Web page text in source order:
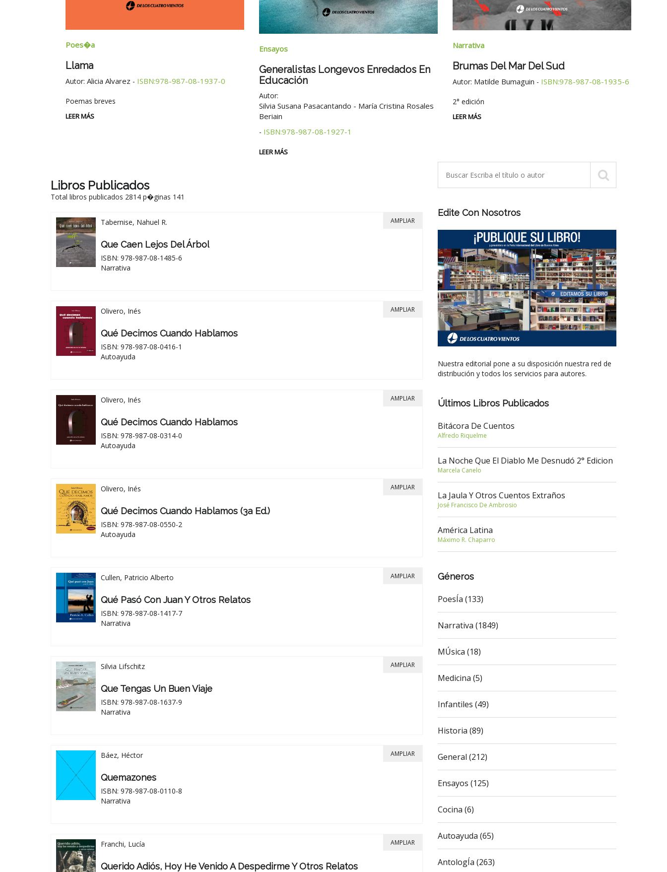
Poes�a
Llama
Autor: Alicia Alvarez - ISBN:978-987-08-1937-0
Poemas breves
LEER MÁS
Ensayos
Generalistas Longevos Enredados En
Educación
Autor:
Silvia Susana Pasacantando - María Cristina Rosales
Beriain
- ISBN:978-987-08-1927-1
LEER MÁS
Narrativa
Brumas Del Mar Del Sud
Autor: Matilde Bumaguin - ISBN:978-987-08-1935-6
2° edición
LEER MÁS
Libros Publicados
Total libros publicados 2814 p�ginas 141
Tabernise, Nahuel R.
Que Caen Lejos Del Árbol
ISBN: 978-987-08-1485-6
Narrativa
AMPLIAR
Olivero, Inés
Qué Decimos Cuando Hablamos
ISBN: 978-987-08-0416-1
Autoayuda
AMPLIAR
Olivero, Inés
Qué Decimos Cuando Hablamos
ISBN: 978-987-08-0314-0
Autoayuda
AMPLIAR
Olivero, Inés
Qué Decimos Cuando Hablamos (3a Ed.)
ISBN: 978-987-08-0550-2
Autoayuda
AMPLIAR
Cullen, Patricio Alberto
Qué Pasó Con Juan Y Otros Relatos
ISBN: 978-987-08-1417-7
Narrativa
AMPLIAR
Silvia Lifschitz
Que Tengas Un Buen Viaje
ISBN: 978-987-08-1637-9
Narrativa
AMPLIAR
Báez, Héctor
Quemazones
ISBN: 978-987-08-0110-8
Narrativa
AMPLIAR
Franchi, Lucía
Querido Adiós, Hoy He Venido A Despedirme Y Otros Relatos
AMPLIAR
Edite Con Nosotros
Nuestra editorial pone a su disposición nuestra red de
distribución y todos los servicios para autores.
Últimos Libros Publicados
Bitácora De Cuentos
Alfredo Riquelme
La Noche Que El Diablo Me Desnudó 2° Edicion
Marcela Canelo
La Jaula Y Otros Cuentos Extraños
José Francisco De Ambrosio
América Latina
Máximo R. Chaparro
Géneros
PoesÍa (133)
Narrativa (1849)
MÚsica (18)
Medicina (5)
Infantiles (49)
Historia (89)
General (212)
Ensayos (125)
Cocina (6)
Autoayuda (65)
AntologÍa (263)